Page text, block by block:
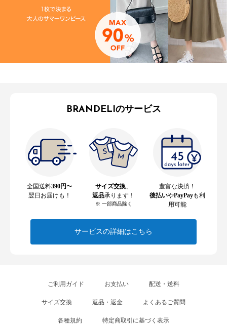
BRANDELIのサービス
全国送料390円〜
翌日お届けも！
サイズ交換
返品承ります！
※ 一部商品除く
豊富な決済！
後払いやPayPayも利
用可能
サービスの詳細はこちら
ご利用ガイド お支払い 配送・送料
サイズ交換 返品・返金 よくあるご質問
各種規約 特定商取引に基づく表示